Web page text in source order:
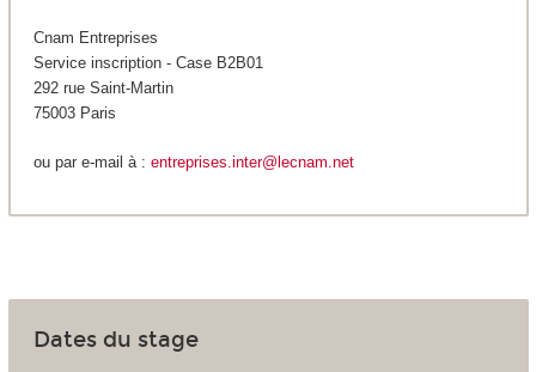
Cnam Entreprises
Service inscription - Case B2B01
292 rue Saint-Martin
75003 Paris
ou par e-mail à : entreprises.inter@lecnam.net
Dates du stage